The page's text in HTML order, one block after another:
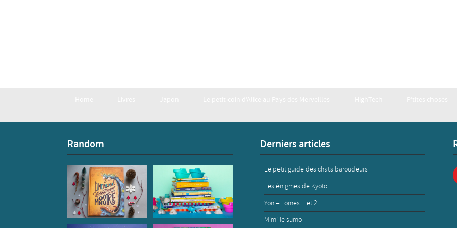
Random Derniers articles
Le petit guide des chats baroudeurs
Les énigmes de Kyoto
Yon – Tomes 1 et 2
Mimi le sumo